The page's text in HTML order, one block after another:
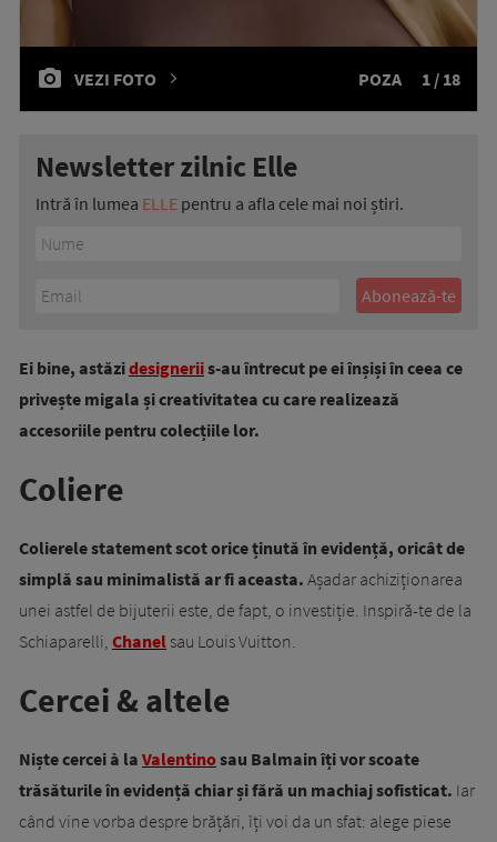
VEZI FOTO POZA 1 / 18
Newsletter zilnic Elle
Intră în lumea ELLE pentru a afla cele mai noi știri.
Ei bine, astăzidesigneriis-au întrecut pe ei înșiși în ceea ce
privește migala și creativitatea cu care realizează
accesoriile pentru colecțiile lor.
Coliere
Colierele statement scot orice ținută în evidență, oricât de
simplă sau minimalistă ar fi aceasta. Așadar achiziționarea
unei astfel de bijuterii este, de fapt, o investiție. Inspiră-te de la
Schiaparelli, Chanelsau Louis Vuitton.
Cercei & altele
Niște cercei à la Valentinosau Balmain îți vor scoate
trăsăturile în evidență chiar și fără un machiaj sofisticat. Iar
când vine vorba despre brățări, îți voi da un sfat: alege piese